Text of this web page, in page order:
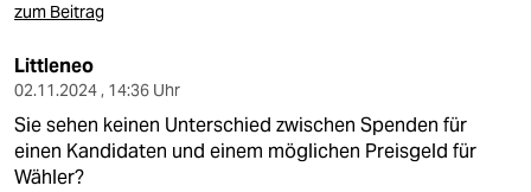
zum Beitrag
Littleneo
02.11.2024 , 14:36 Uhr
Sie sehen keinen Unterschied zwischen Spenden für
einen Kandidaten und einem möglichen Preisgeld für
Wähler?